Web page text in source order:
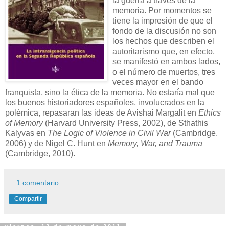
memoria. Por momentos se
tiene la impresión de que el
fondo de la discusión no son
los hechos que describen el
autoritarismo que, en efecto,
se manifestó en ambos lados,
o el número de muertos, tres
veces mayor en el bando
franquista, sino la ética de la memoria. No estaría mal que
los buenos historiadores españoles, involucrados en la
polémica, repasaran las ideas de Avishai Margalit en Ethics
of Memory(Harvard University Press, 2002), de Sthathis
Kalyvas en The Logic of Violence in Civil War(Cambridge,
2006) y de Nigel C. Hunt en Memory, War, and Trauma
(Cambridge, 2010).
1 comentario:
Compartir